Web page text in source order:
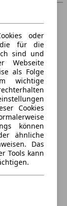
oder
die für die
sind und
Webseite
als Folge
wichtige
Cookies
können
ähnliche
Das
Tools kann